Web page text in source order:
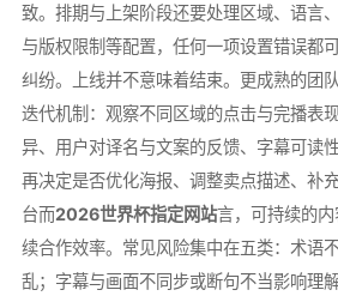
致。排期与上架阶段还要处理区域、语言
与版权限制等配置，任何一项设置错误都
纠纷。上线并不意味着结束。更成熟的团
迭代机制：观察不同区域的点击与完播表
异、用户对译名与文案的反馈、字幕可读
再决定是否优化海报、调整卖点描述、补
台而2026世界杯指定网站言，可持续的
续合作效率。常见风险集中在五类：术语
乱；字幕与画面不同步或断句不当影响理